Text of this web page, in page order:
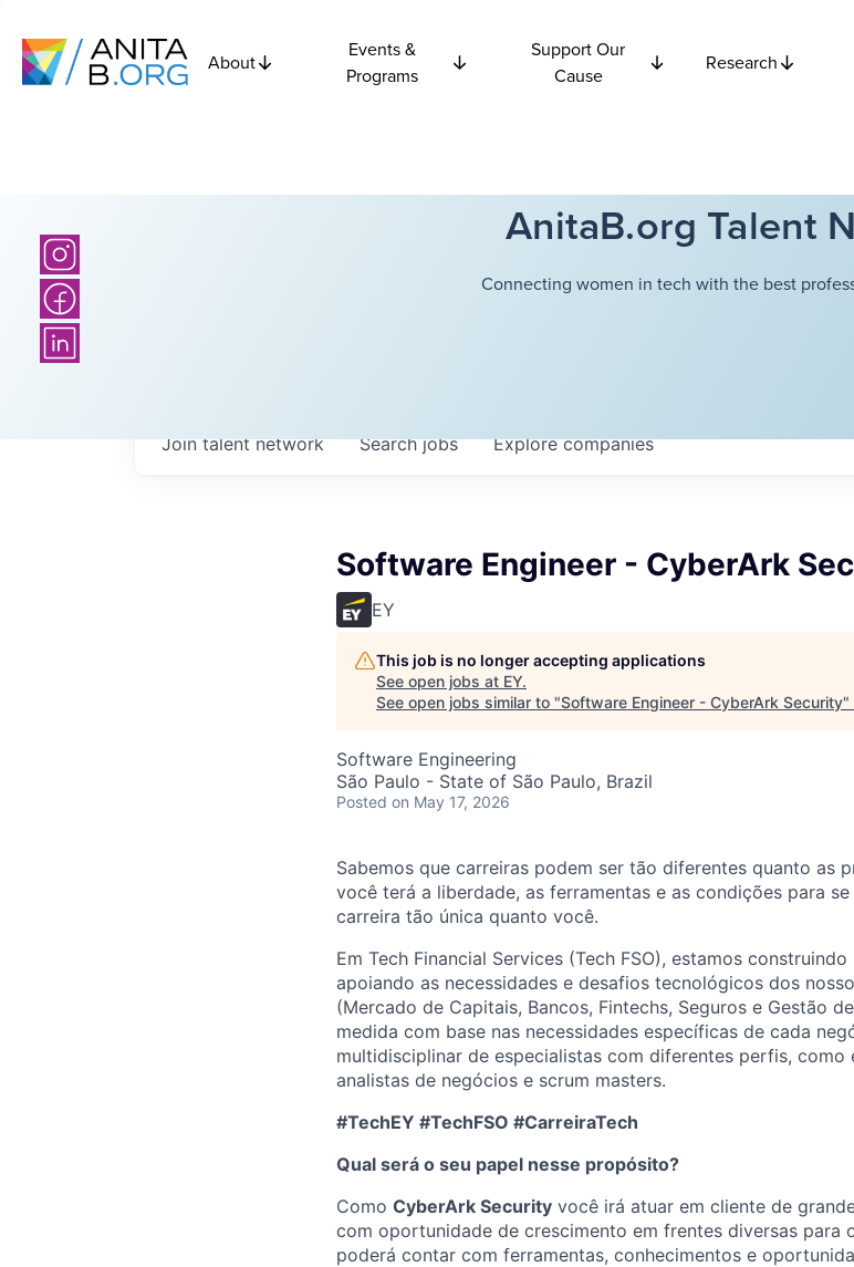
About
Events &
Programs
Support Our
Cause
Research
AnitaB.org Talent
Connecting women in tech with the best
Searchjobs Explorecompanies
Join talent network
Software Engineer - CyberArk
EY
This job is no longer accepting applications
See open jobs at EY.
See open jobs similar to "Software Engineer - CyberArk Security"
Software Engineering
São Paulo - State of São Paulo, Brazil
Posted on May 17, 2026
Sabemos que carreiras podem ser tão diferentes quanto as
você terá a liberdade, as ferramentas e as condições para
carreira tão única quanto você.
Em Tech Financial Services (Tech FSO), estamos
apoiando as necessidades e desafios tecnológicos dos
(Mercado de Capitais, Bancos, Fintechs, Seguros e Gestão
medida com base nas necessidades específicas de cada
multidisciplinar de especialistas com diferentes perfis, como
analistas de negócios e scrum masters.
#TechEY #TechFSO #CarreiraTech
Qual será o seu papel nesse propósito?
Como CyberArk Security você irá atuar em cliente de
com oportunidade de crescimento em frentes diversas para
poderá contar com ferramentas, conhecimentos e